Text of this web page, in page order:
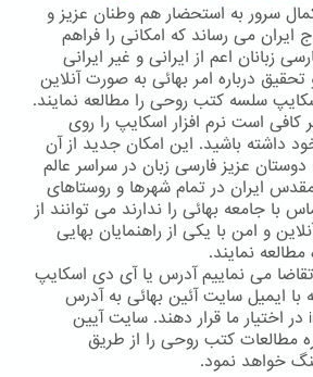
سرور به استحضار هم وطنان عزیز و
ایران می رساند که امکانی را فراهم
زبانان اعم از ایرانی و غیر ایرانی
تحقیق درباره امر بهائی به صورت آنلاین
سلسه کتب روحی را مطالعه نمایند.
کافی است نرم افزار اسکایپ را روی
داشته باشید. این امکان جدید از آن
عزیز فارسی زبان در سراسر عالم
ایران در تمام شهرها و روستاهای
با جامعه بهائی را ندارند می توانند از
و امن با یکی از راهنمایان بهایی
نمایند.
تقاضا می نماییم آدرس یا آی دی اسکایپ
با ایمیل سایت آئین بهائی به آدرس
info@aeenebahai.org در اختیار ما قرار دهند. سایت آیین
مطالعات کتب روحی را از طریق
خواهد نمود.